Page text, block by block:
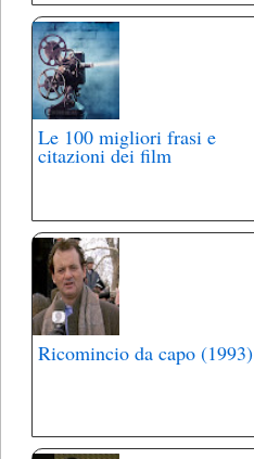
Le 100 migliori frasi e
citazioni dei film
Ricomincio da capo (1993)